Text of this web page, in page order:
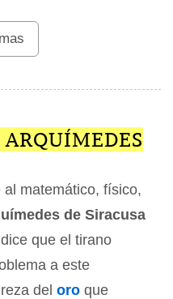
matemático, físico,
de Siracusa
que el tirano
a este
del oro que